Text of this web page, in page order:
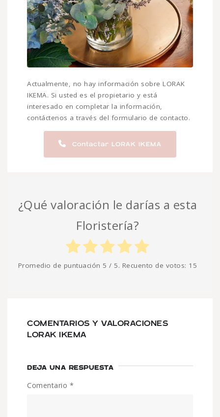
Actualmente, no hay información sobre LORAK
IKEMA. Si usted es el propietario y está
interesado en completar la información,
contáctenos a través del formulario de contacto.
Contactar LORAK IKEMA
¿Qué valoración le darías a esta
Floristería?
Promedio de puntuación 5 / 5. Recuento de votos: 15
COMENTARIOS Y VALORACIONES
LORAK IKEMA
DEJA UNA RESPUESTA
Comentario *